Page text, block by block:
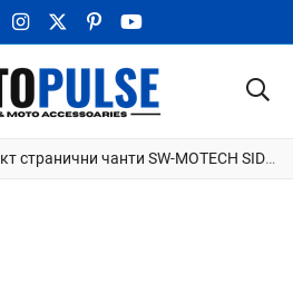
SOCIAL LINKSOCIAL LINK
INSTAGRAM SOCIAL LINK
X.COM SOCIAL LINK
PINTEREST SOCIAL LINK
YOUTUBE SOCIAL
чанти SW-MOTECH SIDEBAG SYS LEGEND LC B HIMALAYAN 400 ABS 17-22